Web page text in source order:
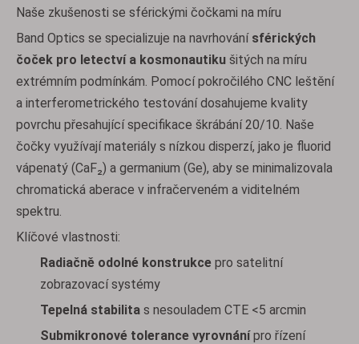
Naše zkušenosti se sférickými čočkami na míru
Band Optics se specializuje na navrhování sférických
čoček pro letectví a kosmonautiku šitých na míru
extrémním podmínkám. Pomocí pokročilého CNC leštění
a interferometrického testování dosahujeme kvality
povrchu přesahující specifikace škrábání 20/10. Naše
čočky využívají materiály s nízkou disperzí, jako je fluorid
vápenatý (CaF₂) a germanium (Ge), aby se minimalizovala
chromatická aberace v infračerveném a viditelném
spektru.
Klíčové vlastnosti:
Radiačně odolné konstrukce pro satelitní
zobrazovací systémy
Tepelná stabilita s nesouladem CTE <5 arcmin
Submikronové tolerance vyrovnánípro řízení